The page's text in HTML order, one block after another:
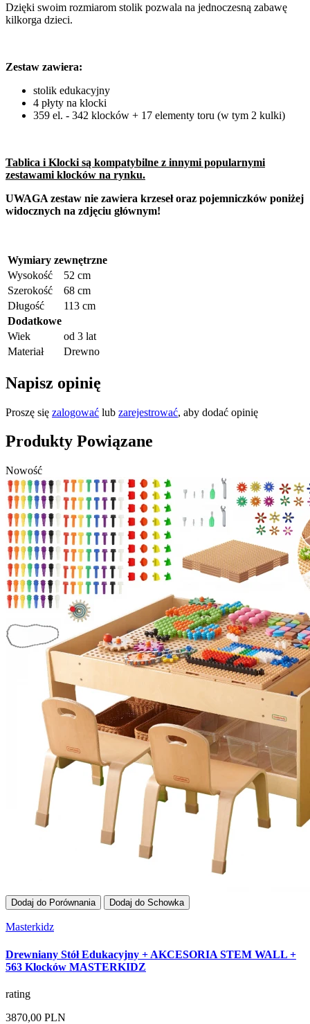
Dzięki swoim rozmiarom stolik pozwala na jednoczesną zabawę
kilkorga dzieci.
Zestaw zawiera:
stolik edukacyjny
4 płyty na klocki
359 el. - 342 klocków + 17 elementy toru (w tym 2 kulki)
Tablica i Klocki są kompatybilne z innymi popularnymi
zestawami klocków na rynku.
UWAGA zestaw nie zawiera krzeseł oraz pojemniczków poniżej
widocznych na zdjęciu głównym!
Wymiary zewnętrzne
Wysokość
52 cm
Szerokość
68 cm
Długość
113 cm
Dodatkowe
Wiek
od 3 lat
Materiał
Drewno
Napisz opinię
Proszę się zalogować lub zarejestrować, aby dodać opinię
Produkty Powiązane
Nowość
Dodaj do Porównania Dodaj do Schowka
Masterkidz
Drewniany Stół Edukacyjny + AKCESORIA STEM WALL +
563 Klocków MASTERKIDZ
rating
3870,00 PLN